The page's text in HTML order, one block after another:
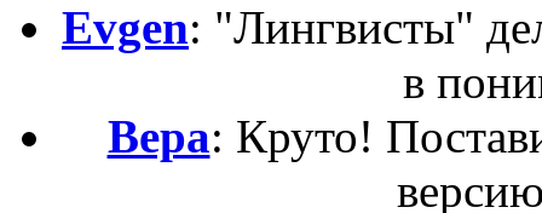
Evgen: "Лингвисты"
в
Вера: Круто!